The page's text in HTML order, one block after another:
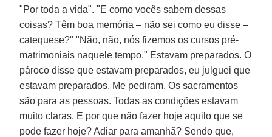
"Por toda a vida". "E como vocês sabem dessas
coisas? Têm boa memória – não sei como eu disse –
catequese?" "Não, não, nós fizemos os cursos pré-
matrimoniais naquele tempo." Estavam preparados. O
pároco disse que estavam preparados, eu julguei que
estavam preparados. Me pediram. Os sacramentos
são para as pessoas. Todas as condições estavam
muito claras. E por que não fazer hoje aquilo que se
pode fazer hoje? Adiar para amanhã? Sendo que,